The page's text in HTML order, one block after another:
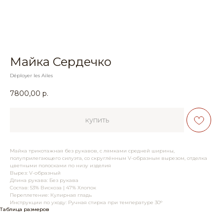
Майка Сердечко
Déployer les Ailes
7800,00 р.
купить
Майка трикотажная без рукавов, с лямками средней ширины,
полуприлегающего силуэта, со скруглённым V-образным вырезом, отделка
цветными полосками по низу изделия
Вырез: V-образный
Длина рукава: Без рукава
Состав: 53% Вискоза | 47% Хлопок
Переплетение: Кулирная гладь
Инструкции по уходу: Ручная стирка при температуре 30°
Таблица размеров